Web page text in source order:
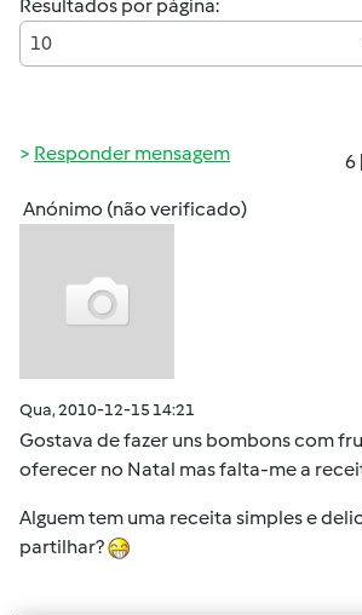
Resultados por página:
10
6 |
Responder mensagem
Anónimo (não verificado)
Qua, 2010-12-15 14:21
Gostava de fazer uns bombons com
oferecer no Natal mas falta-me a
Alguem tem uma receita simples e
partilhar?